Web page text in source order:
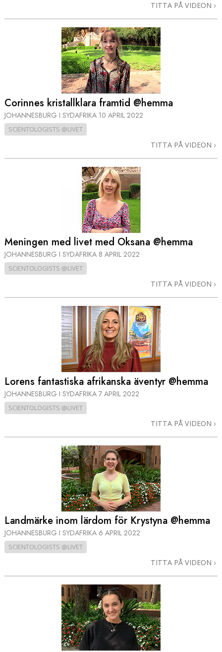
TITTA PÅ VIDEON
Corinnes kristallklara framtid @hemma
JOHANNESBURG I SYDAFRIKA 10 APRIL 2022
SCIENTOLOGISTS @LIVET
TITTA PÅ VIDEON
Meningen med livet med Oksana @hemma
JOHANNESBURG I SYDAFRIKA 8 APRIL 2022
SCIENTOLOGISTS @LIVET
TITTA PÅ VIDEON
Lorens fantastiska afrikanska äventyr @hemma
JOHANNESBURG I SYDAFRIKA 7 APRIL 2022
SCIENTOLOGISTS @LIVET
TITTA PÅ VIDEON
Landmärke inom lärdom för Krystyna @hemma
JOHANNESBURG I SYDAFRIKA 6 APRIL 2022
SCIENTOLOGISTS @LIVET
TITTA PÅ VIDEON